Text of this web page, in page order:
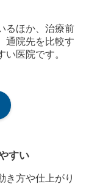
るほか、治療前
通院先を比較す
医院です。
すい
き方や仕上がり